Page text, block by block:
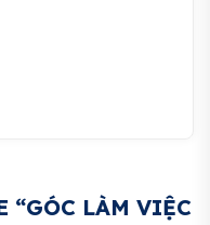
“GÓC LÀM VIỆC